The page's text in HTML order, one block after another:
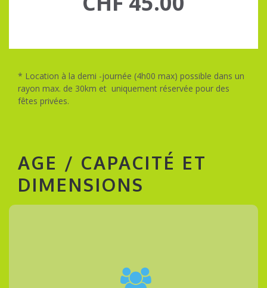
* Location à la demi -journée (4h00 max) possible dans un
rayon max. de 30km et uniquement réservée pour des
fêtes privées.
AGE / CAPACITÉ ET
DIMENSIONS